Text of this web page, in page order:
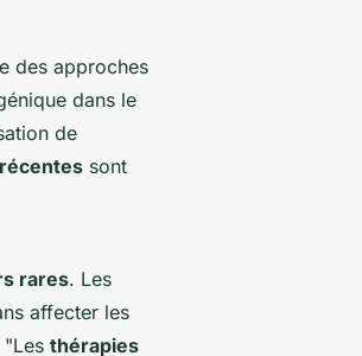
des approches
dans le
de
sont
rares. Les
affecter les
thérapies